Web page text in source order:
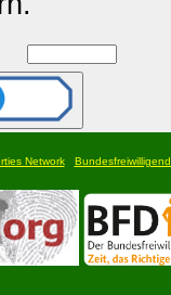
Network